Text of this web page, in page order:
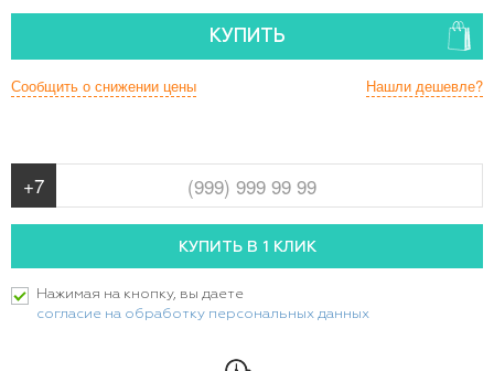
КУПИТЬ
Нашли дешевле?
Сообщить о снижении цены
Нажимая на кнопку, вы даете
согласие на обработку персональных данных